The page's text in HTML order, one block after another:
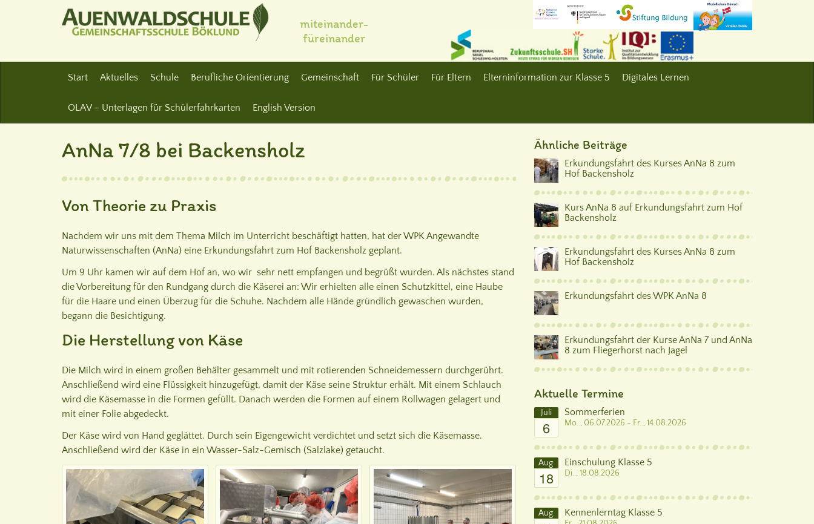
miteinander-
füreinander
Start Aktuelles Schule Berufliche Orientierung Gemeinschaft Für Schüler Für Eltern Elterninformation zur Klasse 5 Digitales Lernen
OLAV – Unterlagen für Schülerfahrkarten English Version
AnNa 7/8 bei Backensholz
Von Theorie zu Praxis
Nachdem wir uns mit dem Thema Milch im Unterricht beschäftigt hatten, hat der WPK Angewandte
Naturwissenschaften (AnNa) eine Erkundungsfahrt zum Hof Backensholz geplant.
Um 9 Uhr kamen wir auf dem Hof an, wo wir sehr nett empfangen und begrüßt wurden. Als nächstes stand
die Vorbereitung für den Rundgang durch die Käserei an: Wir erhielten alle einen Schutzkittel, eine Haube
für die Haare und einen Überzug für die Schuhe. Nachdem alle Hände gründlich gewaschen wurden,
begann die Besichtigung.
Die Herstellung von Käse
Die Milch wird in einem großen Behälter gesammelt und mit rotierenden Schneidemessern durchgerührt.
Anschließend wird eine Flüssigkeit hinzugefügt, damit der Käse seine Struktur erhält. Mit einem Schlauch
wird die Käsemasse in die Formen gefüllt. Danach werden die Formen auf einem Rollwagen gelagert und
mit einer Folie abgedeckt.
Der Käse wird von Hand geglättet. Durch sein Eigengewicht verdichtet und setzt sich die Käsemasse.
Anschließend wird der Käse in ein Wasser-Salz-Gemisch (Salzlake) getaucht.
Ähnliche Beiträge
Erkundungsfahrt des Kurses AnNa 8 zum
Hof Backensholz
Kurs AnNa 8 auf Erkundungsfahrt zum Hof
Backensholz
Erkundungsfahrt des Kurses AnNa 8 zum
Hof Backensholz
Erkundungsfahrt des WPK AnNa 8
Erkundungsfahrt der Kurse AnNa 7 und AnNa
8 zum Fliegerhorst nach Jagel
Aktuelle Termine
Juli
6
Sommerferien
Mo.., 06.07.2026 - Fr.., 14.08.2026
Aug.
18
Einschulung Klasse 5
Di.., 18.08.2026
Aug. Kennenlerntag Klasse 5